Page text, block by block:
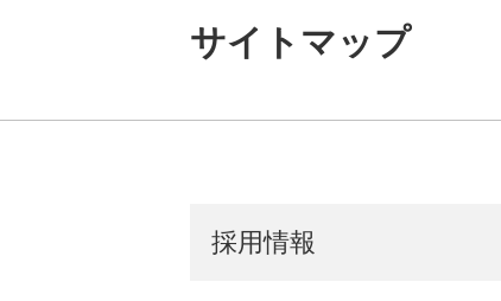
サイトマップ
採用情報